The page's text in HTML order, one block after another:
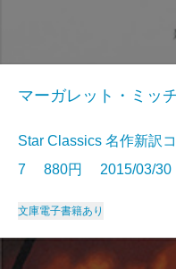
マーガレット・ミッ
Star Classics 名作新訳
7 880円 2015/03/30
文庫電子書籍あり